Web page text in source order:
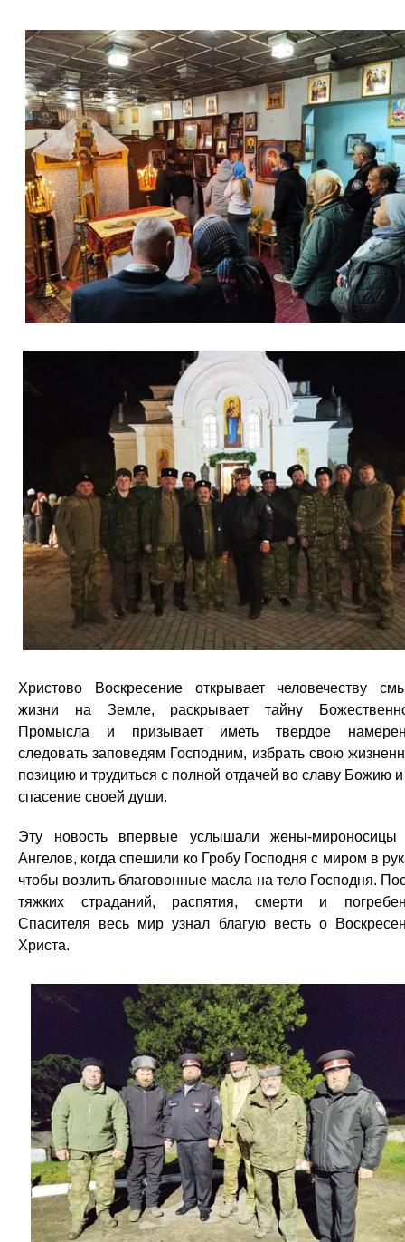
Христово Воскресение открывает человечеству
жизни на Земле, раскрывает тайну
Промысла и призывает иметь твердое
следовать заповедям Господним, избрать свою
позицию и трудиться с полной отдачей во славу Божию
спасение своей души.
Эту новость впервые услышали жены-мироносицы
Ангелов, когда спешили ко Гробу Господня с миром в
чтобы возлить благовонные масла на тело Господня.
тяжких страданий, распятия, смерти и
Спасителя весь мир узнал благую весть о
Христа.